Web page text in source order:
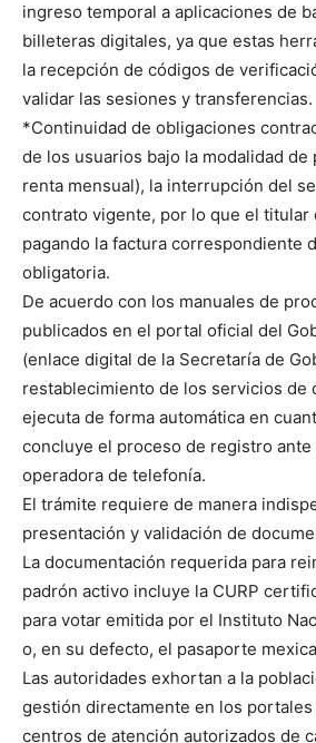
ingreso temporal a aplicaciones de
billeteras digitales, ya que estas
la recepción de códigos de
validar las sesiones y transferencias.
*Continuidad de obligaciones
de los usuarios bajo la modalidad de
renta mensual), la interrupción del
contrato vigente, por lo que el titular
pagando la factura correspondiente
obligatoria.
De acuerdo con los manuales de
publicados en el portal oficial del
(enlace digital de la Secretaría de
restablecimiento de los servicios de
ejecuta de forma automática en
concluye el proceso de registro
operadora de telefonía.
El trámite requiere de manera
presentación y validación de
La documentación requerida para
padrón activo incluye la CURP
para votar emitida por el Instituto
o, en su defecto, el pasaporte
Las autoridades exhortan a la
gestión directamente en los
centros de atención autorizados de